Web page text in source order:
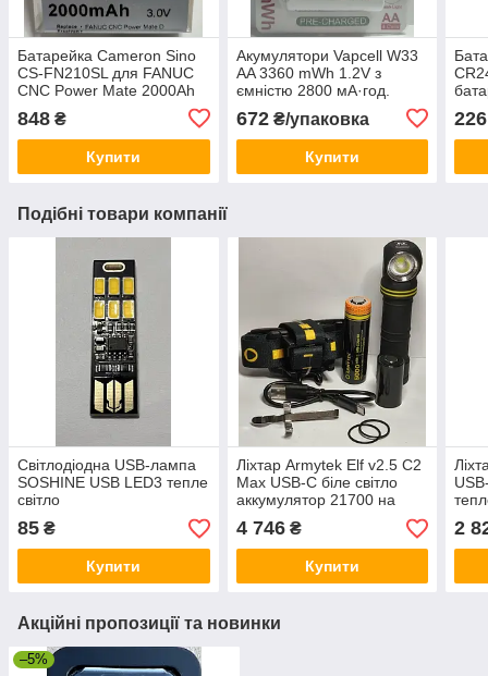
Батарейка Cameron Sino
CS-FN210SL для FANUC
CNC Power Mate 2000Ah
конектором
848 ₴
Купити
Акумулятори Vapcell W33
AA 3360 mWh 1.2V з
ємністю 2800 мА·год.
672₴/упаковка
Купити
226
Подібні товари компанії
Світлодіодна USB-лампа
SOSHINE USB LED3 тепле
світло
85 ₴
Купити
Ліхтар Armytek Elf v2.5 C2
Max USB-C біле світло
аккумулятор 21700 на
5000 мАч
4 746₴
Купити
2
Акційні пропозиції та новинки
–5%